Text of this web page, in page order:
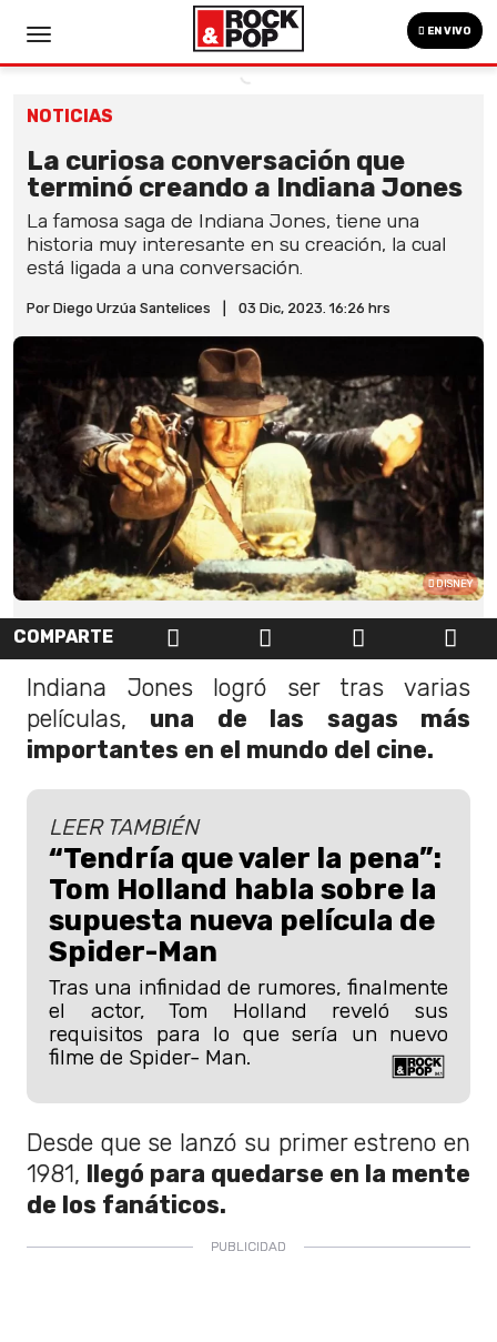
EN VIVO
NOTICIAS
La curiosa conversación que
terminó creando a Indiana Jones
La famosa saga de Indiana Jones, tiene una
historia muy interesante en su creación, la cual
está ligada a una conversación.
Por Diego Urzúa Santelices 03 Dic, 2023. 16:26 hrs
DISNEY
COMPARTE
Indiana Jones logró ser tras varias
películas, una de las sagas más
importantes en el mundo del cine.
LEER TAMBIÉN
“Tendría que valer la pena”:
Tom Holland habla sobre la
supuesta nueva película de
Spider-Man
Tras una infinidad de rumores, finalmente
el actor, Tom Holland reveló sus
requisitos para lo que sería un nuevo
filme de Spider- Man.
Desde que se lanzó su primer estreno en
1981, llegó para quedarse en la mente
de los fanáticos.